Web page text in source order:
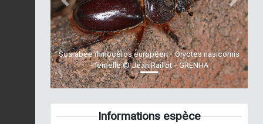
Scarabée rhinocéros européen - Oryctes nasicornis
- femelle © Jean Raillot - GRENHA
Previous Next
Informations espèce